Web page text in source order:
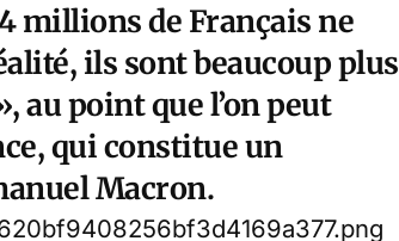
millions de Français ne
ils sont beaucoup plus
au point que l’on peut
qui constitue un
Macron.